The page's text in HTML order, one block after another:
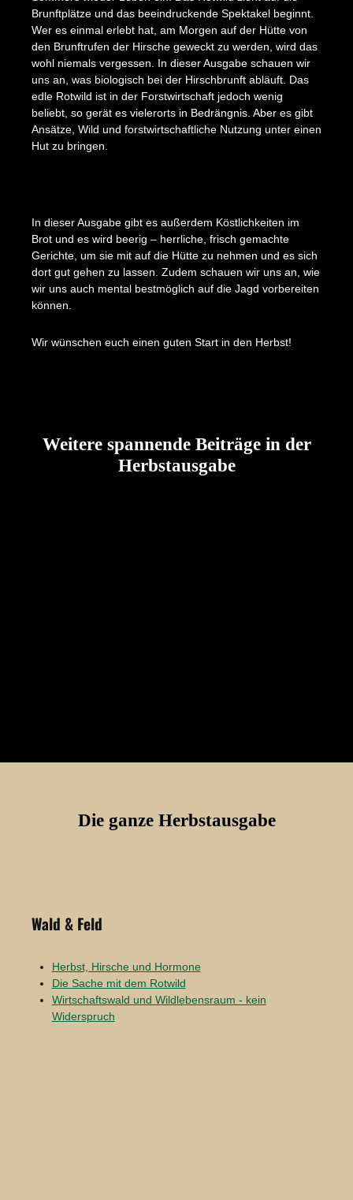
Brunftplätze und das beeindruckende Spektakel beginnt.
Wer es einmal erlebt hat, am Morgen auf der Hütte von
den Brunftrufen der Hirsche geweckt zu werden, wird das
wohl niemals vergessen. In dieser Ausgabe schauen wir
uns an, was biologisch bei der Hirschbrunft abläuft. Das
edle Rotwild ist in der Forstwirtschaft jedoch wenig
beliebt, so gerät es vielerorts in Bedrängnis. Aber es gibt
Ansätze, Wild und forstwirtschaftliche Nutzung unter einen
Hut zu bringen.
In dieser Ausgabe gibt es außerdem Köstlichkeiten im
Brot und es wird beerig – herrliche, frisch gemachte
Gerichte, um sie mit auf die Hütte zu nehmen und es sich
dort gut gehen zu lassen. Zudem schauen wir uns an, wie
wir uns auch mental bestmöglich auf die Jagd vorbereiten
können.
Wir wünschen euch einen guten Start in den Herbst!
Weitere spannende Beiträge in der
Herbstausgabe
Die ganze Herbstausgabe
Wald & Feld
Herbst, Hirsche und Hormone
Die Sache mit dem Rotwild
Wirtschaftswald und Wildlebensraum - kein
Widerspruch